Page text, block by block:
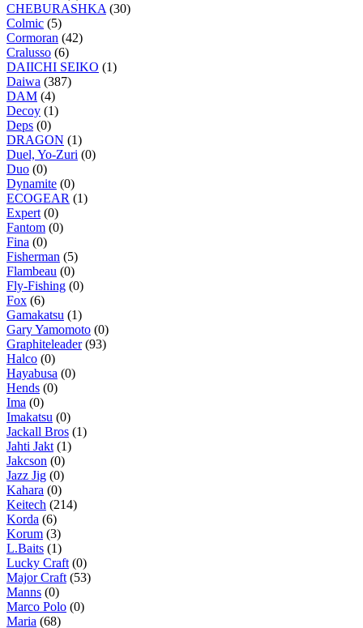
CHEBURASHKA (30)
Colmic (5)
Cormoran (42)
Cralusso (6)
DAIICHI SEIKO (1)
Daiwa (387)
DAM (4)
Decoy (1)
Deps (0)
DRAGON (1)
Duel, Yo-Zuri (0)
Duo (0)
Dynamite (0)
ECOGEAR (1)
Expert (0)
Fantom (0)
Fina (0)
Fisherman (5)
Flambeau (0)
Fly-Fishing (0)
Fox (6)
Gamakatsu (1)
Gary Yamomoto (0)
Graphiteleader(93)
Halco (0)
Hayabusa (0)
Hends (0)
Ima (0)
Imakatsu (0)
Jackall Bros (1)
Jahti Jakt (1)
Jakcson (0)
Jazz Jig (0)
Kahara (0)
Keitech (214)
Korda (6)
Korum (3)
L.Baits (1)
Lucky Craft (0)
Major Craft (53)
Manns (0)
Marco Polo (0)
Maria (68)